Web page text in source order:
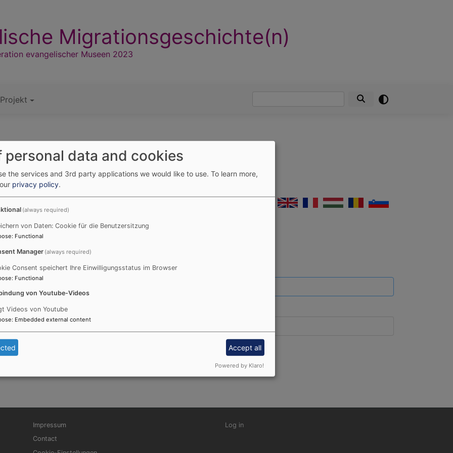
Migrationsgeschichte(n)
evangelischer Museen 2023
Romanian
Hungarian
French
English
German
Fußbereichsmenü
Impressum
Contact
Benutzermenü
Log in
personal data and cookies
the services and 3rd party applications we would like to use. To learn more,
privacy policy.
(always required)
von Daten: Cookie für die Benutzersitzung
: Functional
Manager (always required)
Consent speichert Ihre Einwilligungsstatus im Browser
: Functional
von Youtube-Videos
Videos von Youtube
: Embedded external content
Accept all
Powered by Klaro!